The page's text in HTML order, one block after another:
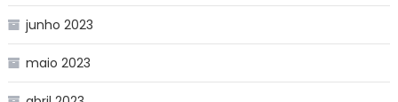
junho 2023
maio 2023